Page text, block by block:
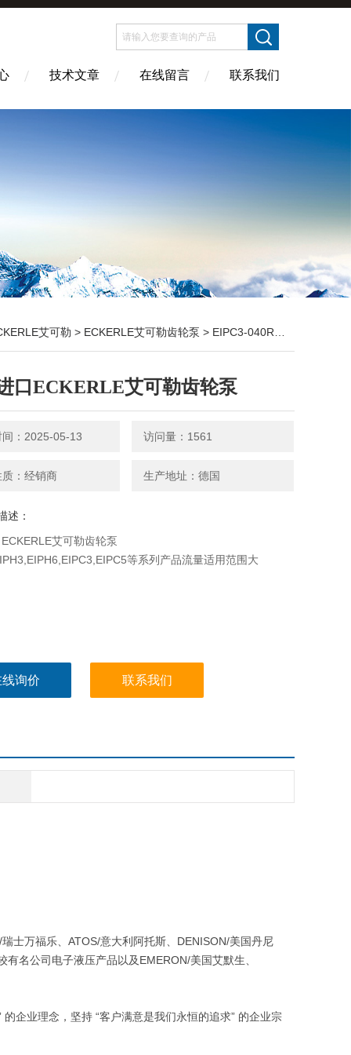
技术文章 在线留言 联系我们
艾可勒 > ECKERLE艾可勒齿轮泵 > EIPC3-040RK23-10德国进口ECKERLE艾可勒齿轮泵
口ECKERLE艾可勒齿轮泵
间：2025-05-13 访问量：1561
：经销商 生产地址：德国
述：
艾可勒齿轮泵
等系列产品流量适用范围大
询价 联系我们
万福乐、ATOS/意大利阿托斯、DENISON/美国丹尼
名公司电子液压产品以及EMERON/美国艾默生、
业理念，坚持 “客户满意是我们永恒的追求” 的企业宗